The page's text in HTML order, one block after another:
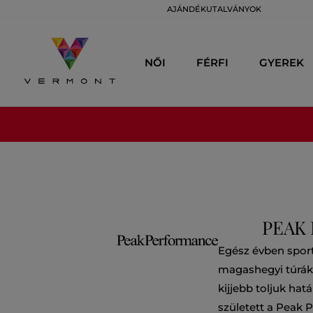
AJÁNDÉKUTALVÁNYOK
NŐI FÉRFI GYEREK
PEAK
Egész évben
magashegyi
kijjebb toljuk
született a Peak